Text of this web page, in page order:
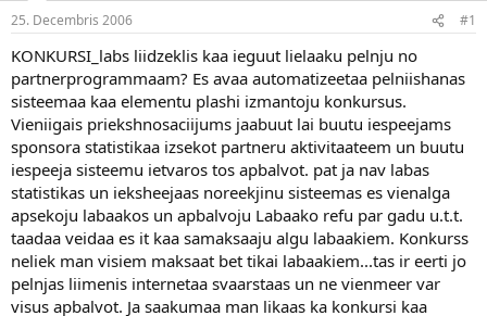
n
a
u
z
s
ā
c
ē
s
a
u
m
s
25. Decembris 2006 #1
KONKURSI_labs liidzeklis kaa ieguut lielaaku pelnju no
partnerprogrammaam? Es avaa automatizeetaa pelniishanas
sisteemaa kaa elementu plashi izmantoju konkursus.
Vieniigais priekshnosaciijums jaabuut lai buutu iespeejams
sponsora statistikaa izsekot partneru aktivitaateem un buutu
iespeeja sisteemu ietvaros tos apbalvot. pat ja nav labas
statistikas un ieksheejaas noreekjinu sisteemas es vienalga
apsekoju labaakos un apbalvoju Labaako refu par gadu u.t.t.
taadaa veidaa es it kaa samaksaaju algu labaakiem. Konkurss
neliek man visiem maksaat bet tikai labaakiem...tas ir eerti jo
pelnjas liimenis internetaa svaarstaas un ne vienmeer var
visus apbalvot. Ja saakumaa man likaas ka konkursi kaa